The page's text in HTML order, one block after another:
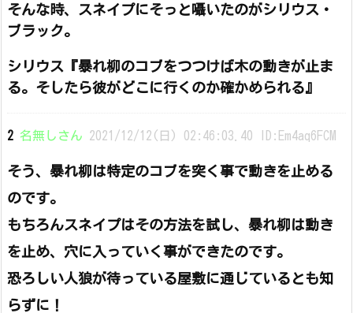
そんな時、スネイプにそっと囁いたのがシリウス・
ブラック。
シリウス『暴れ柳のコブをつつけば木の動きが止ま
る。そしたら彼がどこに行くのか確かめられる』
2 名無しさん 2021/12/12(日) 02:46:03.40 ID:Em4aq6FCM
そう、暴れ柳は特定のコブを突く事で動きを止める
のです。
もちろんスネイプはその方法を試し、暴れ柳は動き
を止め、穴に入っていく事ができたのです。
恐ろしい人狼が待っている屋敷に通じているとも知
らずに！